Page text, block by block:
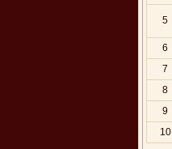
5
6
7
8
9
10